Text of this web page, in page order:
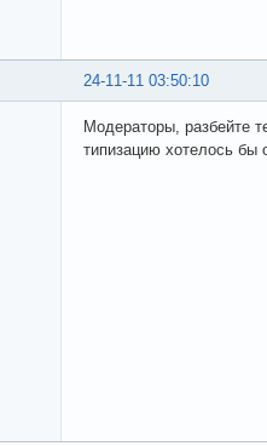
24-11-11 03:50:10
Модераторы, разбейте
типизацию хотелось бы